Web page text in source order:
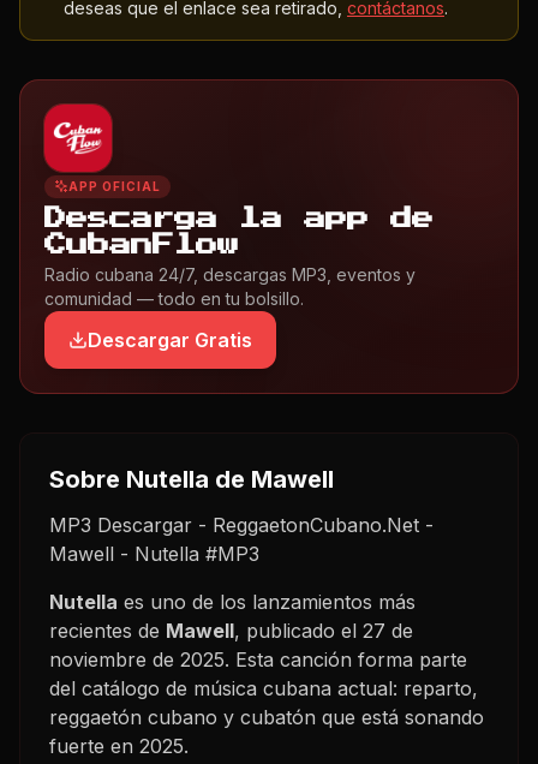
deseas que el enlace sea retirado, contáctanos.
APP OFICIAL
Descarga la app de
CubanFlow
Radio cubana 24/7, descargas MP3, eventos y
comunidad — todo en tu bolsillo.
Descargar Gratis
Sobre Nutella de Mawell
MP3 Descargar - ReggaetonCubano.Net -
Mawell - Nutella #MP3
Nutella es uno de los lanzamientos más
recientes de Mawell, publicado el 27 de
noviembre de 2025. Esta canción forma parte
del catálogo de música cubana actual: reparto,
reggaetón cubano y cubatón que está sonando
fuerte en 2025.